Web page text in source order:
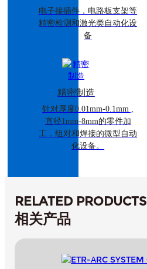
电子接插件，电路板支架等
精密检测和激光类自动化设
备
精密制造
针对厚度0.01mm-0.1mm ,
直径1mm-8mm的零件加
工，组对和焊接的微型自动
化设备。
RELATED PRODUCTS
相关产品